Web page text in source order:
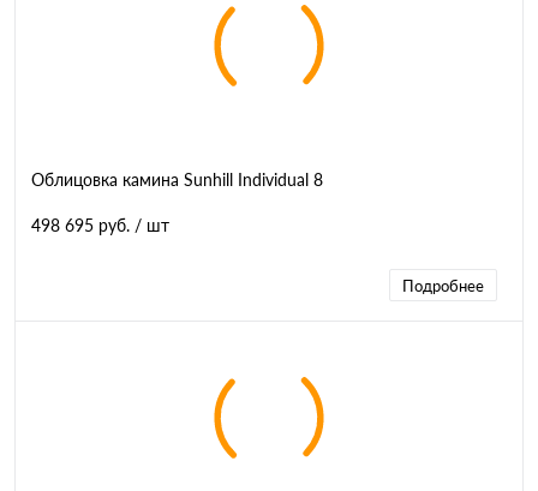
Облицовка камина Sunhill Individual 8
498 695 руб. / шт
Подробнее